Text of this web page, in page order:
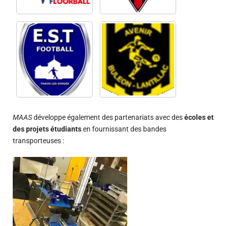
MAASdéveloppe également des partenariats avec desécoles et
des projets étudiantsen fournissant des bandes
transporteuses :